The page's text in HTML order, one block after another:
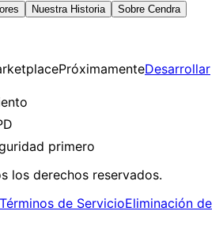
Nuestra Historia
Sobre Cendra
PróximamenteDesarrollar
primero
los derechos reservados.
Términos de ServicioEliminación de